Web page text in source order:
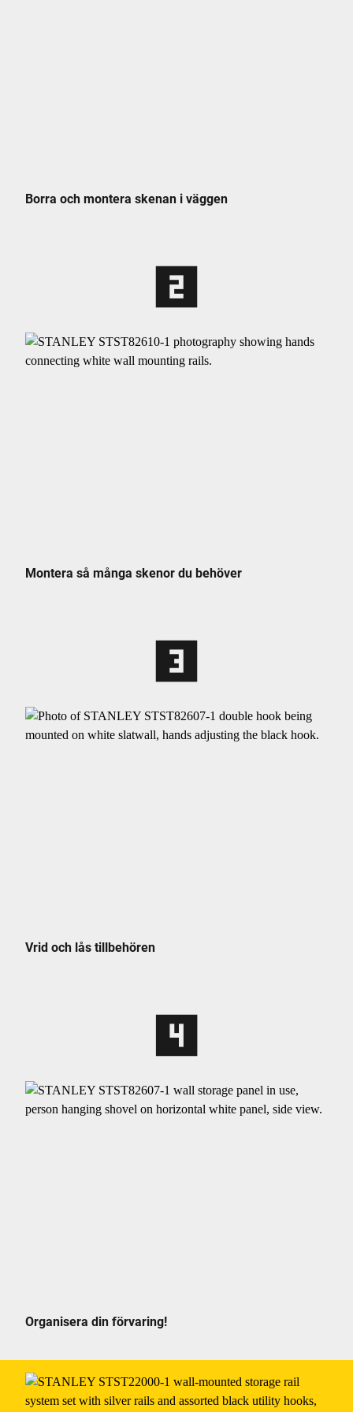
Borra och montera skenan i väggen
Montera så många skenor du behöver
Vrid och lås tillbehören
Organisera din förvaring!